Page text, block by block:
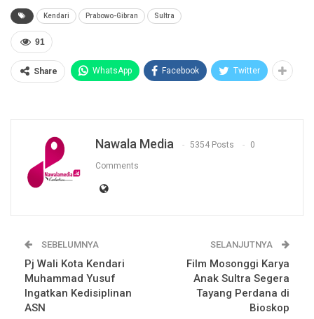
Kendari Prabowo-Gibran Sultra
91
Share WhatsApp Facebook Twitter
Nawala Media 5354 Posts 0
Comments
SEBELUMNYA
Pj Wali Kota Kendari
Muhammad Yusuf
Ingatkan Kedisiplinan
ASN
SELANJUTNYA
Film Mosonggi Karya
Anak Sultra Segera
Tayang Perdana di
Bioskop